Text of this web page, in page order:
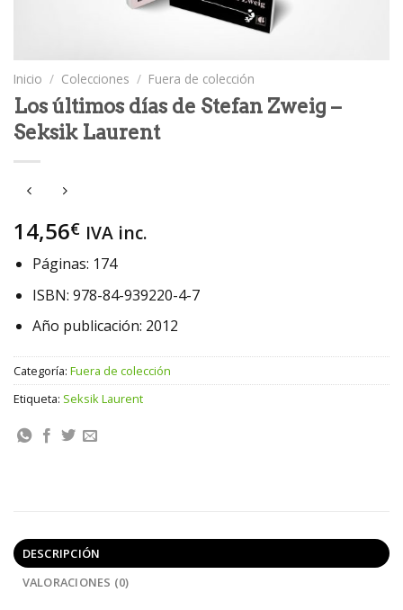
Inicio / Colecciones / Fuera de colección
Los últimos días de Stefan Zweig –
Seksik Laurent
14,56€ IVA inc.
Páginas: 174
ISBN: 978-84-939220-4-7
Año publicación: 2012
Categoría: Fuera de colección
Etiqueta: Seksik Laurent
DESCRIPCIÓN
VALORACIONES (0)